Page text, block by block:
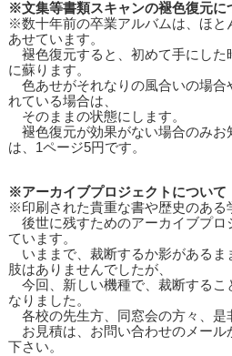
※文集等書類スキャンの褪色復元に
※数十年前の卒業アルバムは、ほと
あせています。
褪色復元すると、初めて手にした
に蘇ります。
色あせがそれなりの風合いの場合
れている場合は、
そのままの状態にします。
褪色復元が効果がない場合のみお
は、1ページ5円です。
※アーカイブプロジェクトについて
※印刷された貴重な書や歴史のある
後世に残すためのアーカイブプロ
ています。
いままで、裁断するか影があるま
肢はありませんでしたが、
今回、新しい機種で、裁断するこ
なりました。
各校の先生方、同窓会の方々、是
お見積は、お問い合わせのメール
下さい。